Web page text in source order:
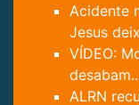
Acidente
Jesus
VÍDEO:
ALRN